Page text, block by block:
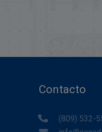
Contacto
(809) 532-